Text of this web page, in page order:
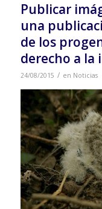
Publicar
una
de los
derecho a la
24/08/2015 / en Noticias